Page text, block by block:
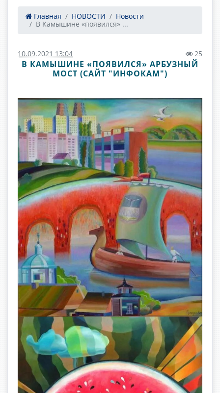
Главная НОВОСТИ
Новости
В Камышине «появился» ...
10.09.2021 13:04 25
В КАМЫШИНЕ «ПОЯВИЛСЯ» АРБУЗНЫЙ
МОСТ (САЙТ "ИНФОКАМ")